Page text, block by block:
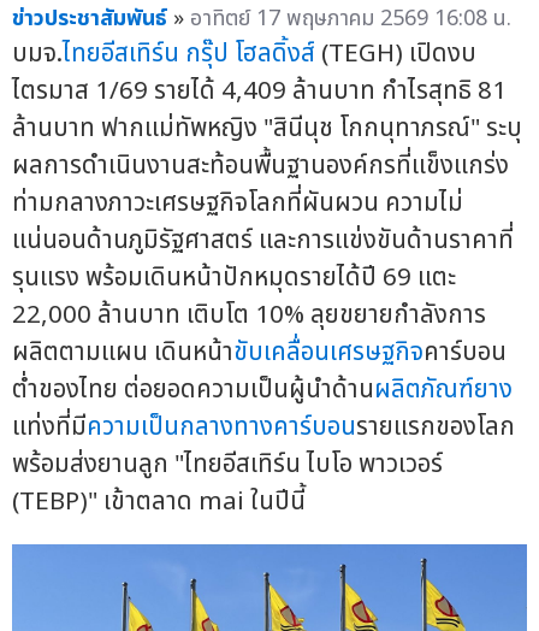
ข่าวประชาสัมพันธ์ » อาทิตย์ 17 พฤษภาคม 2569 16:08 น.
บมจ.ไทยอีสเทิร์น กรุ๊ป โฮลดิ้งส์ (TEGH) เปิดงบ
ไตรมาส 1/69 รายได้ 4,409 ล้านบาท กำไรสุทธิ 81
ล้านบาท ฟากแม่ทัพหญิง "สินีนุช โกกนุทาภรณ์" ระบุ
ผลการดำเนินงานสะท้อนพื้นฐานองค์กรที่แข็งแกร่ง
ท่ามกลางภาวะเศรษฐกิจโลกที่ผันผวน ความไม่
แน่นอนด้านภูมิรัฐศาสตร์ และการแข่งขันด้านราคาที่
รุนแรง พร้อมเดินหน้าปักหมุดรายได้ปี 69 แตะ
22,000 ล้านบาท เติบโต 10% ลุยขยายกำลังการ
ผลิตตามแผน เดินหน้าขับเคลื่อนเศรษฐกิจคาร์บอน
ต่ำของไทย ต่อยอดความเป็นผู้นำด้านผลิตภัณฑ์ยาง
แท่งที่มีความเป็นกลางทางคาร์บอนรายแรกของโลก
พร้อมส่งยานลูก "ไทยอีสเทิร์น ไบโอ พาวเวอร์
(TEBP)" เข้าตลาด mai ในปีนี้